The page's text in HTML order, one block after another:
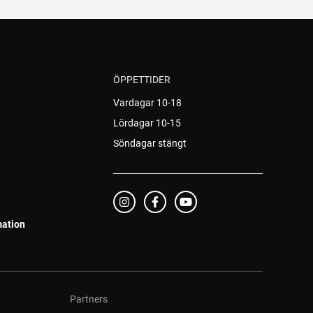
ÖPPETTIDER
Vardagar 10-18
Lördagar 10-15
Söndagar stängt
Partners